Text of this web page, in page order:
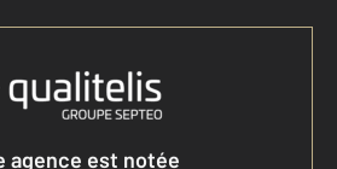
agence est notée